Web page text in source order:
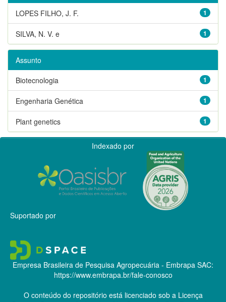
1
LOPES FILHO, J. F.
1
SILVA, N. V. e
Assunto
1
Biotecnologia
1
Engenharia Genética
1
Plant genetics
Indexado por
Suportado por
Empresa Brasileira de Pesquisa Agropecuária - Embrapa SAC:
https://www.embrapa.br/fale-conosco
O conteúdo do repositório está licenciado sob a Licença